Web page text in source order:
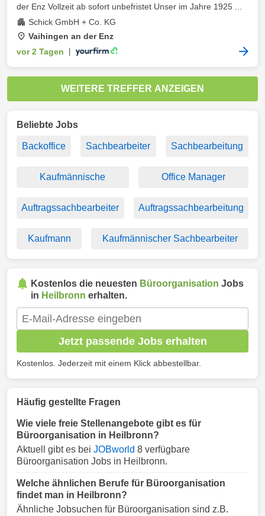
der Enz Vollzeit ab sofort unbefristet Unser im Jahre 1925 ...
Schick GmbH + Co. KG
Vaihingen an der Enz
vor 2 Tagen
WEITERE TREFFER ANZEIGEN
Beliebte Jobs
Backoffice Sachbearbeiter Sachbearbeitung
Kaufmännische Office Manager
Auftragssachbearbeiter Auftragssachbearbeitung
Kaufmann Kaufmännischer Sachbearbeiter
Kostenlos die neuesten Büroorganisation Jobs
in Heilbronn erhalten.
Jetzt passende Jobs erhalten
Kostenlos. Jederzeit mit einem Klick abbestellbar.
Häufig gestellte Fragen
Wie viele freie Stellenangebote gibt es für
Büroorganisation in Heilbronn?
Aktuell gibt es bei JOBworld 8 verfügbare
Büroorganisation Jobs in Heilbronn.
Welche ähnlichen Berufe für Büroorganisation
findet man in Heilbronn?
Ähnliche Jobsuchen für Büroorganisation sind z.B.